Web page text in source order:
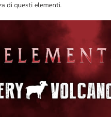
di questi elementi.